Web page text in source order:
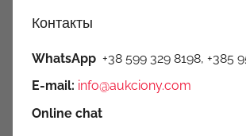
Контакты
WhatsApp +38 599 329 8198, +385
E-mail: info@aukciony.com
Online chat